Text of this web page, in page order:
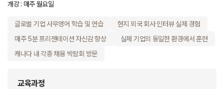
개강 : 매주 월요일
글로벌 기업 사무영어 학습 및 연습
현지 외국 회사 인터뷰 실제 경험
매주 5분 프리젠테이션 자신감 향상
실제 기업의 동일한 환경에서 훈련
캐나다 내 각종 채용 박람회 방문
교육과정